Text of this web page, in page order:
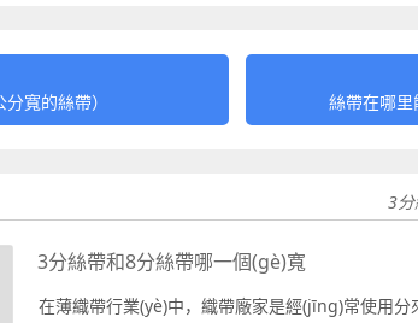
寬的絲帶） 絲帶在哪里
3
3分絲帶和8分絲帶哪一個(gè)寬
在薄織帶行業(yè)中，織帶廠家是經(jīng)常使用